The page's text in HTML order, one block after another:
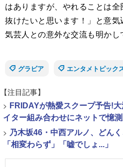
はありますが、やれることは
抜けたいと思います！」と意
気芸人との意外な交流も明かし
グラビア
エンタメトピック
【注目記事】
> FRIDAYが熱愛スクープ予告!
イター組み合わせにネットで憶
> 乃木坂46・中西アルノ、どん
「相変わらず」「嘘でしょ...」